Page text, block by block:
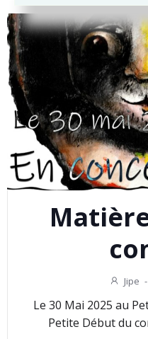
Jipe -
Le 30 Mai 2025 au
Petite Début du